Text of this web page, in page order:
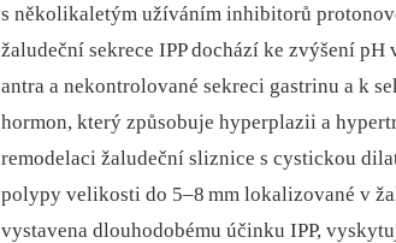
s několikaletým užíváním inhibitorů
žaludeční sekrece IPP dochází ke zvýšení
antra a nekontrolované sekreci gastrinu a k
hormon, který způsobuje hyperplazii a
remodelaci žaludeční sliznice s cystickou
polypy velikosti do 5–8 mm lokalizované v
vystavena dlouhodobému účinku IPP,